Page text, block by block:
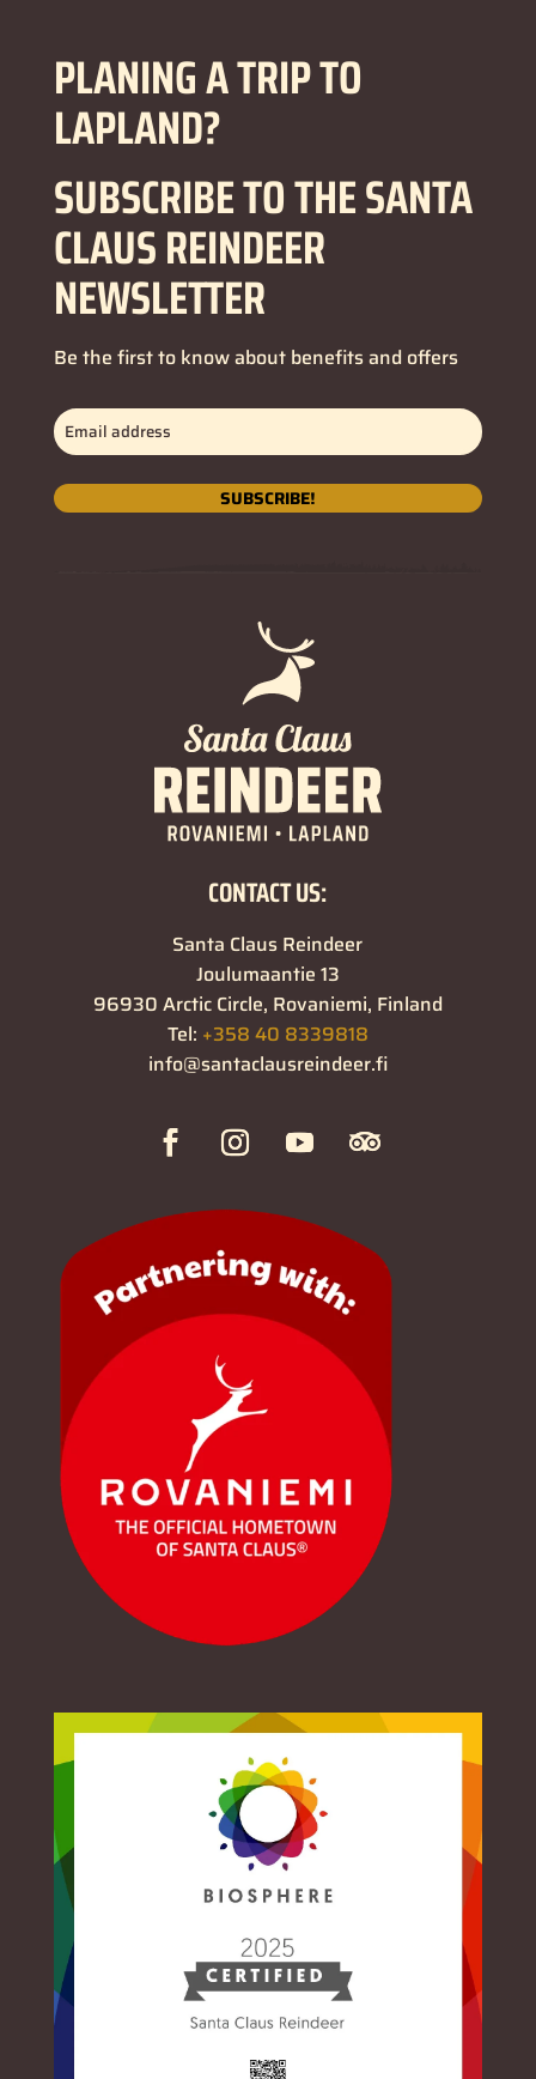
PLANING A TRIP TO
LAPLAND?
SUBSCRIBE TO THE SANTA
CLAUS REINDEER
NEWSLETTER
Be the first to know about benefits and offers
Email
address(Obbligatorio)
SUBSCRIBE!
CONTACT US:
Santa Claus Reindeer
Joulumaantie 13
96930 Arctic Circle, Rovaniemi, Finland
Tel: +358 40 8339818
info@santaclausreindeer.fi